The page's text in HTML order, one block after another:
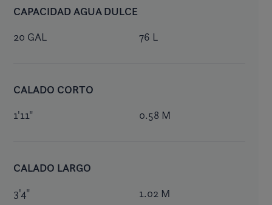
CAPACIDAD AGUA DULCE
20 GAL 76 L
CALADO CORTO
1'11" 0.58 M
CALADO LARGO
3'4" 1.02 M